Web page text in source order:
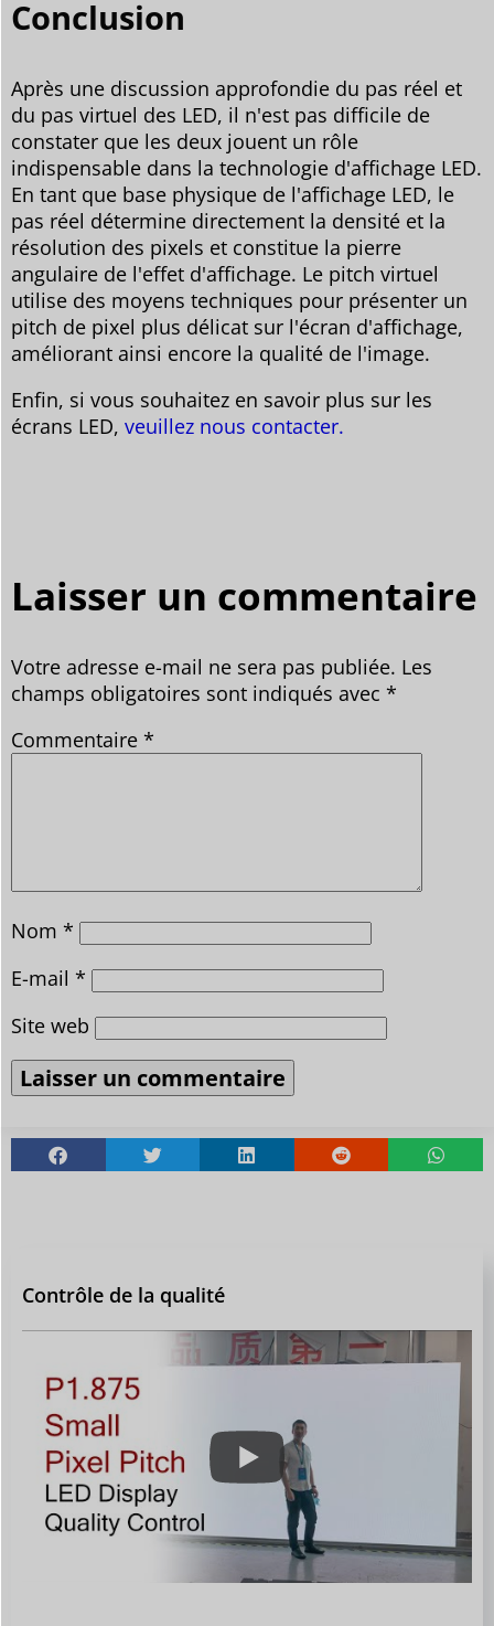
Conclusion
Après une discussion approfondie du pas réel et
du pas virtuel des LED, il n'est pas difficile de
constater que les deux jouent un rôle
indispensable dans la technologie d'affichage LED.
En tant que base physique de l'affichage LED, le
pas réel détermine directement la densité et la
résolution des pixels et constitue la pierre
angulaire de l'effet d'affichage. Le pitch virtuel
utilise des moyens techniques pour présenter un
pitch de pixel plus délicat sur l'écran d'affichage,
améliorant ainsi encore la qualité de l'image.
Enfin, si vous souhaitez en savoir plus sur les
écrans LED, veuillez nous contacter.
Laisser un commentaire
Votre adresse e-mail ne sera pas publiée. Les
champs obligatoires sont indiqués avec *
Commentaire *
Nom *
E-mail *
Site web
Contrôle de la qualité